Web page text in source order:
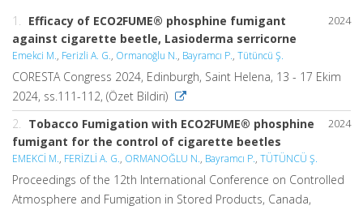
2024
1. Efficacy of ECO2FUME® phosphine fumigant
against cigarette beetle, Lasioderma serricorne
Emekci M., Ferizli A. G., Ormanoğlu N., Bayramcı P., Tütüncü Ş.
CORESTA Congress 2024, Edinburgh, Saint Helena, 13 - 17 Ekim
2024, ss.111-112, (Özet Bildiri)
2024
2. Tobacco Fumigation with ECO2FUME® phosphine
fumigant for the control of cigarette beetles
EMEKCİ M., FERİZLİ A. G., ORMANOĞLU N., Bayramcı P., TÜTÜNCÜ Ş.
Proceedings of the 12th International Conference on Controlled
Atmosphere and Fumigation in Stored Products, Canada,